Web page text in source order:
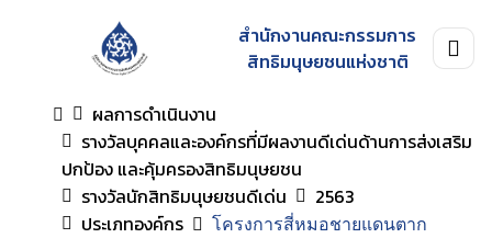
สำนักงานคณะกรรมการ
สิทธิมนุษยชนแห่งชาติ
ผลการดำเนินงาน
รางวัลบุคคลและองค์กรที่มีผลงานดีเด่นด้านการส่งเสริม
ปกป้อง และคุ้มครองสิทธิมนุษยชน
รางวัลนักสิทธิมนุษยชนดีเด่น
2563
ประเภทองค์กร
โครงการสี่หมอชายแดนตาก